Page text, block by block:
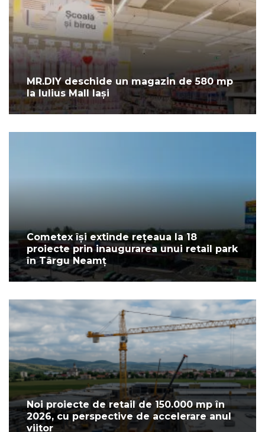
MR.DIY deschide un magazin de 580 mp
la Iulius Mall Iași
Cometex își extinde rețeaua la 18
proiecte prin inaugurarea unui retail park
în Târgu Neamț
Noi proiecte de retail de 150.000 mp în
2026, cu perspective de accelerare anul
viitor